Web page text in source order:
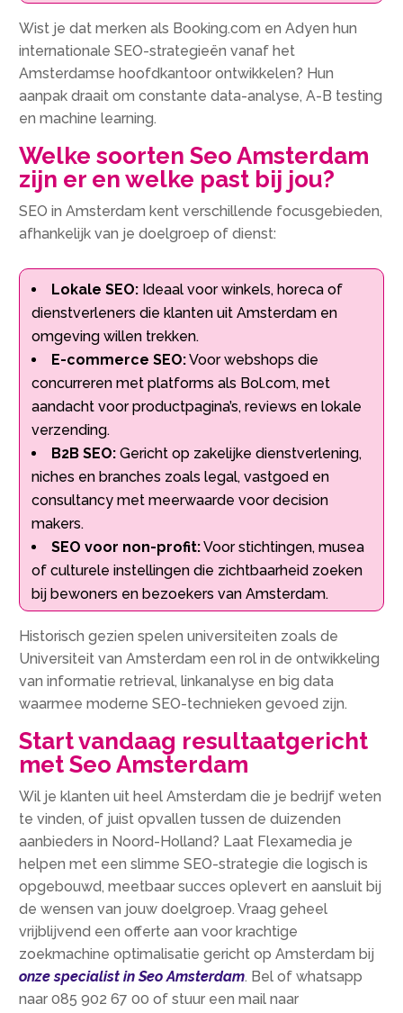
Wist je dat merken als Booking.com en Adyen hun
internationale SEO-strategieën vanaf het
Amsterdamse hoofdkantoor ontwikkelen? Hun
aanpak draait om constante data-analyse, A-B testing
en machine learning.
Welke soorten Seo Amsterdam
zijn er en welke past bij jou?
SEO in Amsterdam kent verschillende focusgebieden,
afhankelijk van je doelgroep of dienst:
Lokale SEO: Ideaal voor winkels, horeca of
dienstverleners die klanten uit Amsterdam en
omgeving willen trekken.
E-commerce SEO:Voor webshops die
concurreren met platforms als Bol.com, met
aandacht voor productpagina’s, reviews en lokale
verzending.
B2B SEO: Gericht op zakelijke dienstverlening,
niches en branches zoals legal, vastgoed en
consultancy met meerwaarde voor decision
makers.
SEO voor non-profit:Voor stichtingen, musea
of culturele instellingen die zichtbaarheid zoeken
bij bewoners en bezoekers van Amsterdam.
Historisch gezien spelen universiteiten zoals de
Universiteit van Amsterdam een rol in de ontwikkeling
van informatie retrieval, linkanalyse en big data
waarmee moderne SEO-technieken gevoed zijn.
Start vandaag resultaatgericht
met Seo Amsterdam
Wil je klanten uit heel Amsterdam die je bedrijf weten
te vinden, of juist opvallen tussen de duizenden
aanbieders in Noord-Holland? Laat Flexamedia je
helpen met een slimme SEO-strategie die logisch is
opgebouwd, meetbaar succes oplevert en aansluit bij
de wensen van jouw doelgroep. Vraag geheel
vrijblijvend een offerte aan voor krachtige
zoekmachine optimalisatie gericht op Amsterdam bij
onze specialist in Seo Amsterdam. Bel of whatsapp
naar 085 902 67 00 of stuur een mail naar